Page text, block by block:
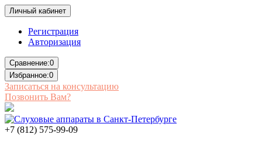
Личный кабинет
Регистрация
Авторизация
Сравнение:0
Избранное:0
Записаться на консультацию
Позвонить Вам?
+7 (812) 575-99-09